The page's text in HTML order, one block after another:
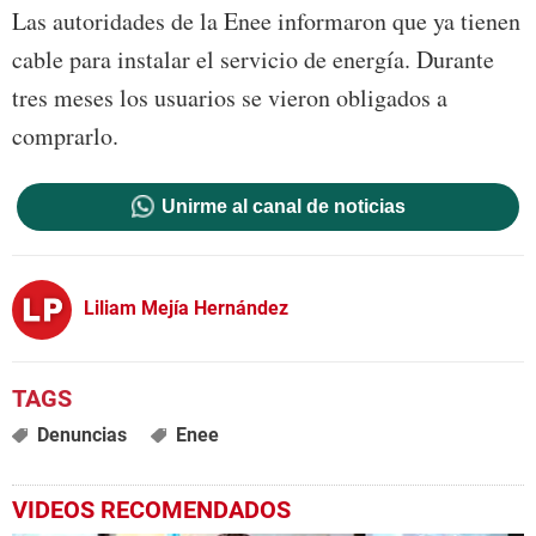
Las autoridades de la Enee informaron que ya tienen
cable para instalar el servicio de energía. Durante
tres meses los usuarios se vieron obligados a
comprarlo.
Unirme al canal de noticias
Liliam Mejía Hernández
Denuncias Enee
VIDEOS RECOMENDADOS